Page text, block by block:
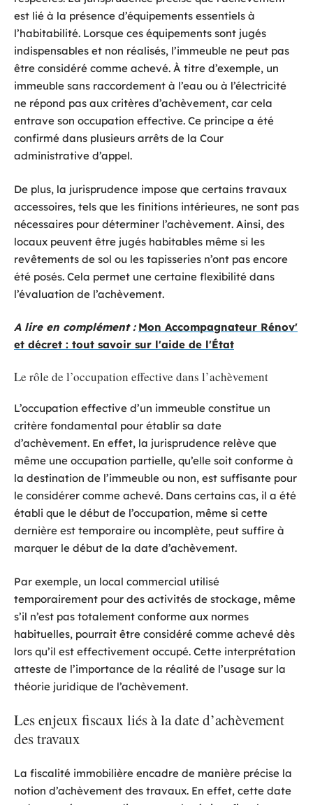
est lié à la présence d’équipements essentiels à
l’habitabilité. Lorsque ces équipements sont jugés
indispensables et non réalisés, l’immeuble ne peut pas
être considéré comme achevé. À titre d’exemple, un
immeuble sans raccordement à l’eau ou à l’électricité
ne répond pas aux critères d’achèvement, car cela
entrave son occupation effective. Ce principe a été
confirmé dans plusieurs arrêts de la Cour
administrative d’appel.
De plus, la jurisprudence impose que certains travaux
accessoires, tels que les finitions intérieures, ne sont pas
nécessaires pour déterminer l’achèvement. Ainsi, des
locaux peuvent être jugés habitables même si les
revêtements de sol ou les tapisseries n’ont pas encore
été posés. Cela permet une certaine flexibilité dans
l’évaluation de l’achèvement.
A lire en complément : Mon Accompagnateur Rénov'
et décret : tout savoir sur l'aide de l'État
Le rôle de l’occupation effective dans l’achèvement
L’occupation effective d’un immeuble constitue un
critère fondamental pour établir sa date
d’achèvement. En effet, la jurisprudence relève que
même une occupation partielle, qu’elle soit conforme à
la destination de l’immeuble ou non, est suffisante pour
le considérer comme achevé. Dans certains cas, il a été
établi que le début de l’occupation, même si cette
dernière est temporaire ou incomplète, peut suffire à
marquer le début de la date d’achèvement.
Par exemple, un local commercial utilisé
temporairement pour des activités de stockage, même
s’il n’est pas totalement conforme aux normes
habituelles, pourrait être considéré comme achevé dès
lors qu’il est effectivement occupé. Cette interprétation
atteste de l’importance de la réalité de l’usage sur la
théorie juridique de l’achèvement.
Les enjeux fiscaux liés à la date d’achèvement
des travaux
La fiscalité immobilière encadre de manière précise la
notion d’achèvement des travaux. En effet, cette date